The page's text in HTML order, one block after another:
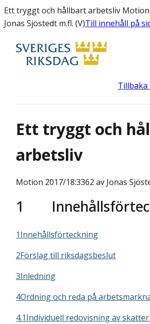
Ett tryggt och hållbart arbetsliv Motion
Jonas Sjöstedt m.fl. (V)Till innehåll på
Ett tryggt och
arbetsliv
Motion 2017/18:3362 av Jonas
1
1Innehållsförteckning
2Förslag till riksdagsbeslut
3Inledning
4Ordning och reda på
4.1Individuell redovisning av